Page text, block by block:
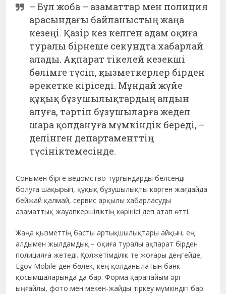
– Бұл жоба – азаматтар мен полиция
арасындағы байланыстың жаңа
кезеңі. Қазір кез келген адам оқиға
туралы бірнеше секундта хабарлай
алады. Ақпарат тікелей кезекші
бөлімге түсіп, қызметкерлер бірден
әрекетке кіріседі. Мұндай жүйе
құқық бұзушылықтардың алдын
алуға, тәртіп бұзушыларға жедел
шара қолдануға мүмкіндік береді, –
делінген департаменттің
түсініктемесінде.
Сонымен бірге ведомство тұрғындарды белсенді
болуға шақырып, құқық бұзушылықты көрген жағдайда
бейжай қалмай, сервис арқылы хабарласуды
азаматтық жауапкершіліктің көрінісі деп атап өтті.
Жаңа қызметтің басты артықшылықтары айқын, ең
алдымен жылдамдық – оқиға туралы ақпарат бірден
полицияға жетеді. Қолжетімділік те жоғары деңгейде,
Egov Mobile-ден бөлек, кең қолданылатын банк
қосымшаларында да бар. Форма қарапайым әрі
ыңғайлы, фото мен мекен-жайды тіркеу мүмкіндігі бар.